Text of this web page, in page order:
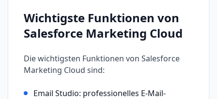
Wichtigste Funktionen von
Salesforce Marketing Cloud
Die wichtigsten Funktionen von Salesforce
Marketing Cloud sind:
Email Studio: professionelles E-Mail-